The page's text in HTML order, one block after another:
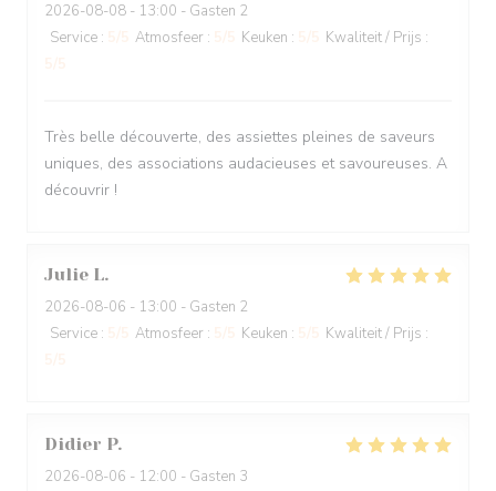
2026-08-08 - 13:00 - Gasten 2
Service : Atmosfeer : Keuken : Kwaliteit / Prijs :
Très belle découverte, des assiettes pleines de saveurs
uniques, des associations audacieuses et savoureuses. A
découvrir !
Julie L
2026-08-06 - 13:00 - Gasten 2
Service : Atmosfeer : Keuken : Kwaliteit / Prijs :
Didier P
2026-08-06 - 12:00 - Gasten 3